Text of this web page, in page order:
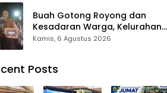
Buah Gotong Royong dan
Kesadaran Warga, Kelurahan
Patte’ne Menjadi Bintang
Kamis, 6 Agustus 2026
Posts